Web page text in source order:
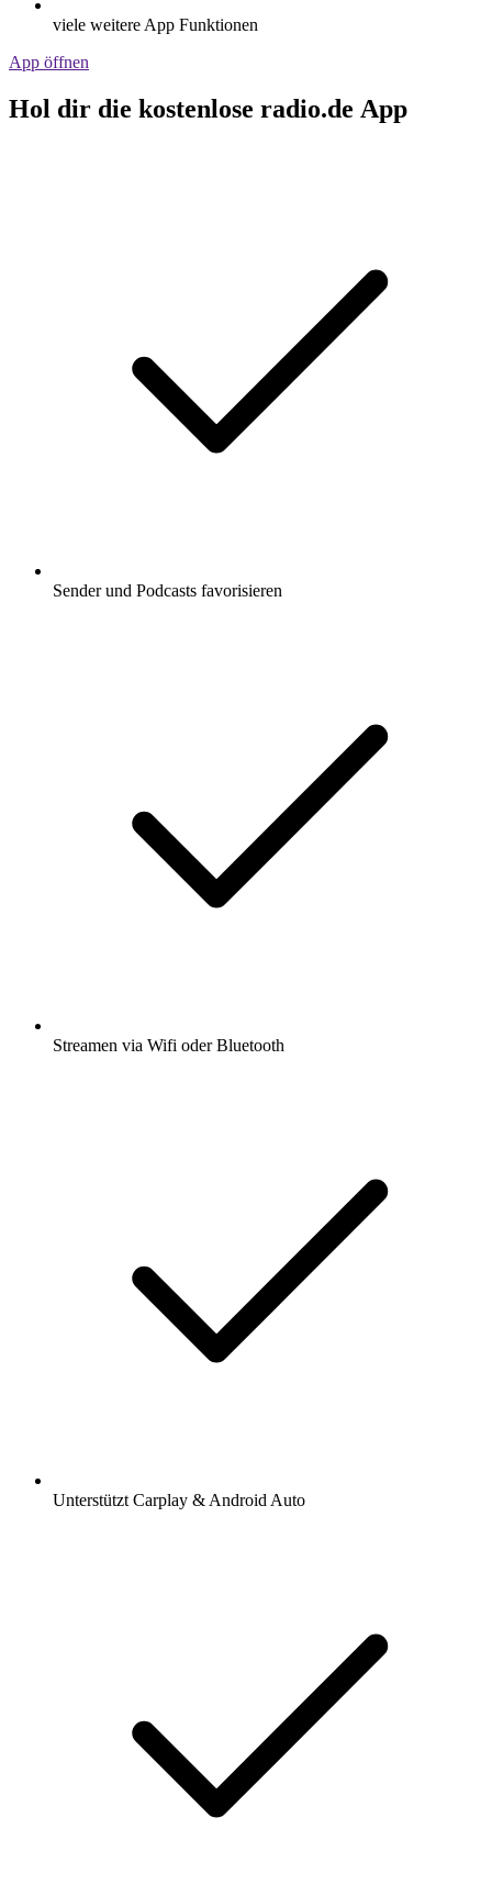
viele weitere App Funktionen
App öffnen
Hol dir die kostenlose radio.de App
Sender und Podcasts favorisieren
Streamen via Wifi oder Bluetooth
Unterstützt Carplay & Android Auto